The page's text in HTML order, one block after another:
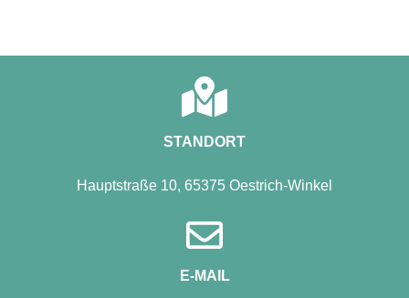
STANDORT
Hauptstraße 10, 65375 Oestrich-Winkel
E-MAIL